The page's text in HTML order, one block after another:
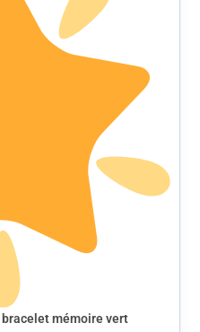
bracelet mémoire vert